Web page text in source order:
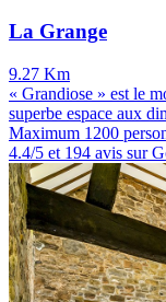
La Grange
9.27 Km
« Grandiose » est le
superbe espace aux
Maximum 1200
4.4/5 et 194 avis sur